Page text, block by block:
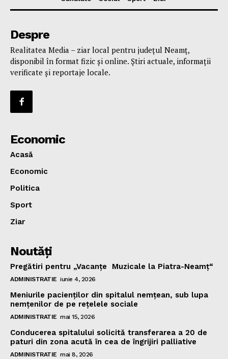
Despre
Realitatea Media – ziar local pentru județul Neamț,
disponibil în format fizic și online. Știri actuale, informații
verificate și reportaje locale.
Economic
Acasă
Economic
Politica
Sport
Ziar
Noutăţi
Pregătiri pentru „Vacanţe Muzicale la Piatra-Neamţ“
ADMINISTRATIE iunie 4, 2026
Meniurile pacienţilor din spitalul nemţean, sub lupa
nemţenilor de pe reţelele sociale
ADMINISTRATIE mai 15, 2026
Conducerea spitalului solicită transferarea a 20 de
paturi din zona acută în cea de îngrijiri palliative
ADMINISTRATIE mai 8, 2026